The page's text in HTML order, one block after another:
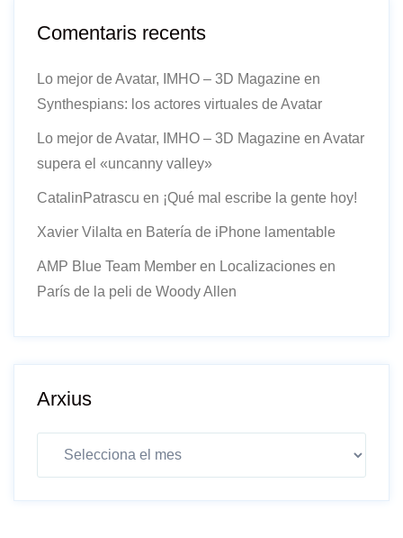
Comentaris recents
Lo mejor de Avatar, IMHO – 3D Magazine en
Synthespians: los actores virtuales de Avatar
Lo mejor de Avatar, IMHO – 3D Magazine en Avatar
supera el «uncanny valley»
CatalinPatrascu en ¡Qué mal escribe la gente hoy!
Xavier Vilalta en Batería de iPhone lamentable
AMP Blue Team Member en Localizaciones en
París de la peli de Woody Allen
Arxius